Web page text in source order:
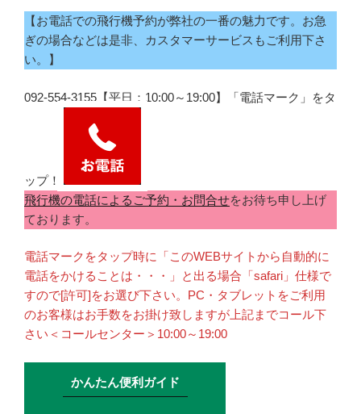
【お電話での飛行機予約が弊社の一番の魅力です。お急
ぎの場合などは是非、カスタマーサービスもご利用下さ
い。】
092-554-3155【平日：10:00～19:00】「電話マーク」をタ
ップ！
飛行機の電話によるご予約・お問合せをお待ち申し上げ
ております。
電話マークをタップ時に「このWEBサイトから自動的に
電話をかけることは・・・」と出る場合「safari」仕様で
すので[許可]をお選び下さい。PC・タブレットをご利用
のお客様はお手数をお掛け致しますが上記までコール下
さい＜コールセンター＞10:00～19:00
かんたん便利ガイド